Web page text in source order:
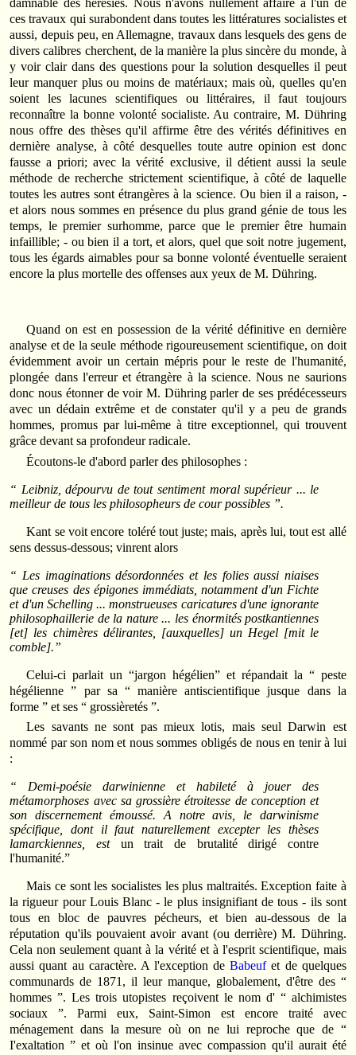
ces travaux qui surabondent dans toutes les littératures socialistes et
aussi, depuis peu, en Allemagne, travaux dans lesquels des gens de
divers calibres cherchent, de la manière la plus sincère du monde, à
y voir clair dans des questions pour la solution desquelles il peut
leur manquer plus ou moins de matériaux; mais où, quelles qu'en
soient les lacunes scientifiques ou littéraires, il faut toujours
reconnaître la bonne volonté socialiste. Au contraire, M. Dühring
nous offre des thèses qu'il affirme être des vérités définitives en
dernière analyse, à côté desquelles toute autre opinion est donc
fausse a priori; avec la vérité exclusive, il détient aussi la seule
méthode de recherche strictement scientifique, à côté de laquelle
toutes les autres sont étrangères à la science. Ou bien il a raison, -
et alors nous sommes en présence du plus grand génie de tous les
temps, le premier surhomme, parce que le premier être humain
infaillible; - ou bien il a tort, et alors, quel que soit notre jugement,
tous les égards aimables pour sa bonne volonté éventuelle seraient
encore la plus mortelle des offenses aux yeux de M. Dühring.
Quand on est en possession de la vérité définitive en dernière
analyse et de la seule méthode rigoureusement scientifique, on doit
évidemment avoir un certain mépris pour le reste de l'humanité,
plongée dans l'erreur et étrangère à la science. Nous ne saurions
donc nous étonner de voir M. Dühring parler de ses prédécesseurs
avec un dédain extrême et de constater qu'il y a peu de grands
hommes, promus par lui-même à titre exceptionnel, qui trouvent
grâce devant sa profondeur radicale.
Écoutons-le d'abord parler des philosophes :
“ Leibniz, dépourvu de tout sentiment moral supérieur ... le
meilleur de tous les philosopheurs de cour possibles ”.
Kant se voit encore toléré tout juste; mais, après lui, tout est allé
sens dessus-dessous; vinrent alors
“ Les imaginations désordonnées et les folies aussi niaises
que creuses des épigones immédiats, notamment d'un Fichte
et d'un Schelling ... monstrueuses caricatures d'une ignorante
philosophaillerie de la nature ... les énormités postkantiennes
[et] les chimères délirantes, [auxquelles] un Hegel [mit le
comble].”
Celui-ci parlait un “jargon hégélien” et répandait la “ peste
hégélienne ” par sa “ manière antiscientifique jusque dans la
forme ” et ses “ grossièretés ”.
Les savants ne sont pas mieux lotis, mais seul Darwin est
nommé par son nom et nous sommes obligés de nous en tenir à lui
:
“ Demi-poésie darwinienne et habileté à jouer des
métamorphoses avec sa grossière étroitesse de conception et
son discernement émoussé. A notre avis, le darwinisme
spécifique, dont il faut naturellement excepter les thèses
lamarckiennes, est un trait de brutalité dirigé contre
l'humanité.”
Mais ce sont les socialistes les plus maltraités. Exception faite à
la rigueur pour Louis Blanc - le plus insignifiant de tous - ils sont
tous en bloc de pauvres pécheurs, et bien au-dessous de la
réputation qu'ils pouvaient avoir avant (ou derrière) M. Dühring.
Cela non seulement quant à la vérité et à l'esprit scientifique, mais
aussi quant au caractère. A l'exception deBabeufet de quelques
communards de 1871, il leur manque, globalement, d'être des “
hommes ”. Les trois utopistes reçoivent le nom d' “ alchimistes
sociaux ”. Parmi eux, Saint-Simon est encore traité avec
ménagement dans la mesure où on ne lui reproche que de “
I'exaltation ” et où l'on insinue avec compassion qu'il aurait été